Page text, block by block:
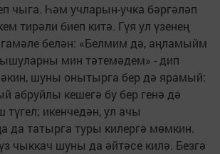
чыга. Һәм учларын-учка бәргәләп
тирәли биеп китә. Гүя ул үзенең
белән: «Белмим дә, аңламыйм
мин тәтемәдем» - дип
шуны онытырга бер дә ярамый:
абруйлы кешегә бу бер генә дә
түгел; икенчедән, ул ачы
да татырга туры килергә мөмкин.
чыккач шуны да әйтәсе килә. Безгә